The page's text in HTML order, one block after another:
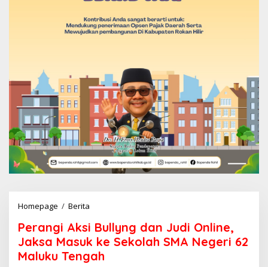
Homepage / Berita
r
a
n
g
Perangi Aksi Bullyng dan Judi Online,
Jaksa Masuk ke Sekolah SMA Negeri 62
Maluku Tengah